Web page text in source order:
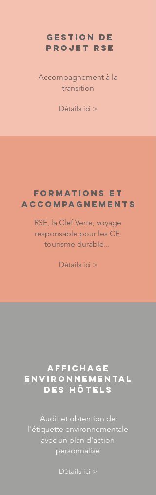
Gestion de
projet RSE
Accompagnement à la
transition
Détails ici >
FORMATIONS ET
ACCOMPAGNEMENTS
RSE, la Clef Verte, voyage
responsable pour les CE,
tourisme durable...
Détails ici >
AFFICHAGE
ENVIRONNEMENTAL
DES HÔTELS
Audit et obtention de
l'étiquette environnementale
avec un plan d'action
personnalisé
Détails ici >